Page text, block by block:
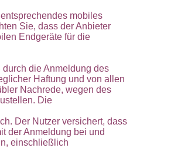
mobiles
Sie, dass der Anbieter
Endgeräte für die
die Anmeldung des
Haftung und von allen
Nachrede, wegen des
Die
Der Nutzer versichert, dass
der Anmeldung bei und
einschließlich